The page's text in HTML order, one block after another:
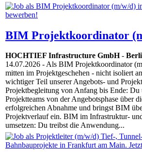
BIM Projektkoordinator
HOCHTIEF Infrastructure GmbH-
14.07.2026 - Als BIM Projektkoordinator
mitten im Projektgeschehen - nicht isoliert
wichtiger Teil unserer Angebots- und
Projektbegleitung von Anfang bis Ende: Du
Projektteams von der Angebotsphase über
erfolgreichen Abnahme und bringst BIM
Projektverlauf ein. BIM im Infrastruktur-
umsetzen: Du treibst die Anwendung...